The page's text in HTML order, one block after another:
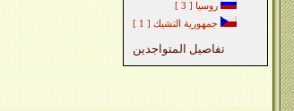
[ 3 ]
روسيا
[ 1 ]
تفاصيل المتواجدين